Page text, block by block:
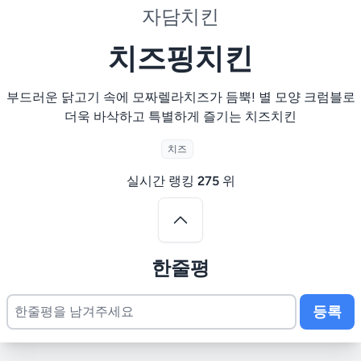
자담치킨
치즈핑치킨
부드러운 닭고기 속에 모짜렐라치즈가 듬뿍! 별 모양 크럼블로
더욱 바삭하고 특별하게 즐기는 치즈치킨
치즈
실시간 랭킹 275 위
한줄평
등록